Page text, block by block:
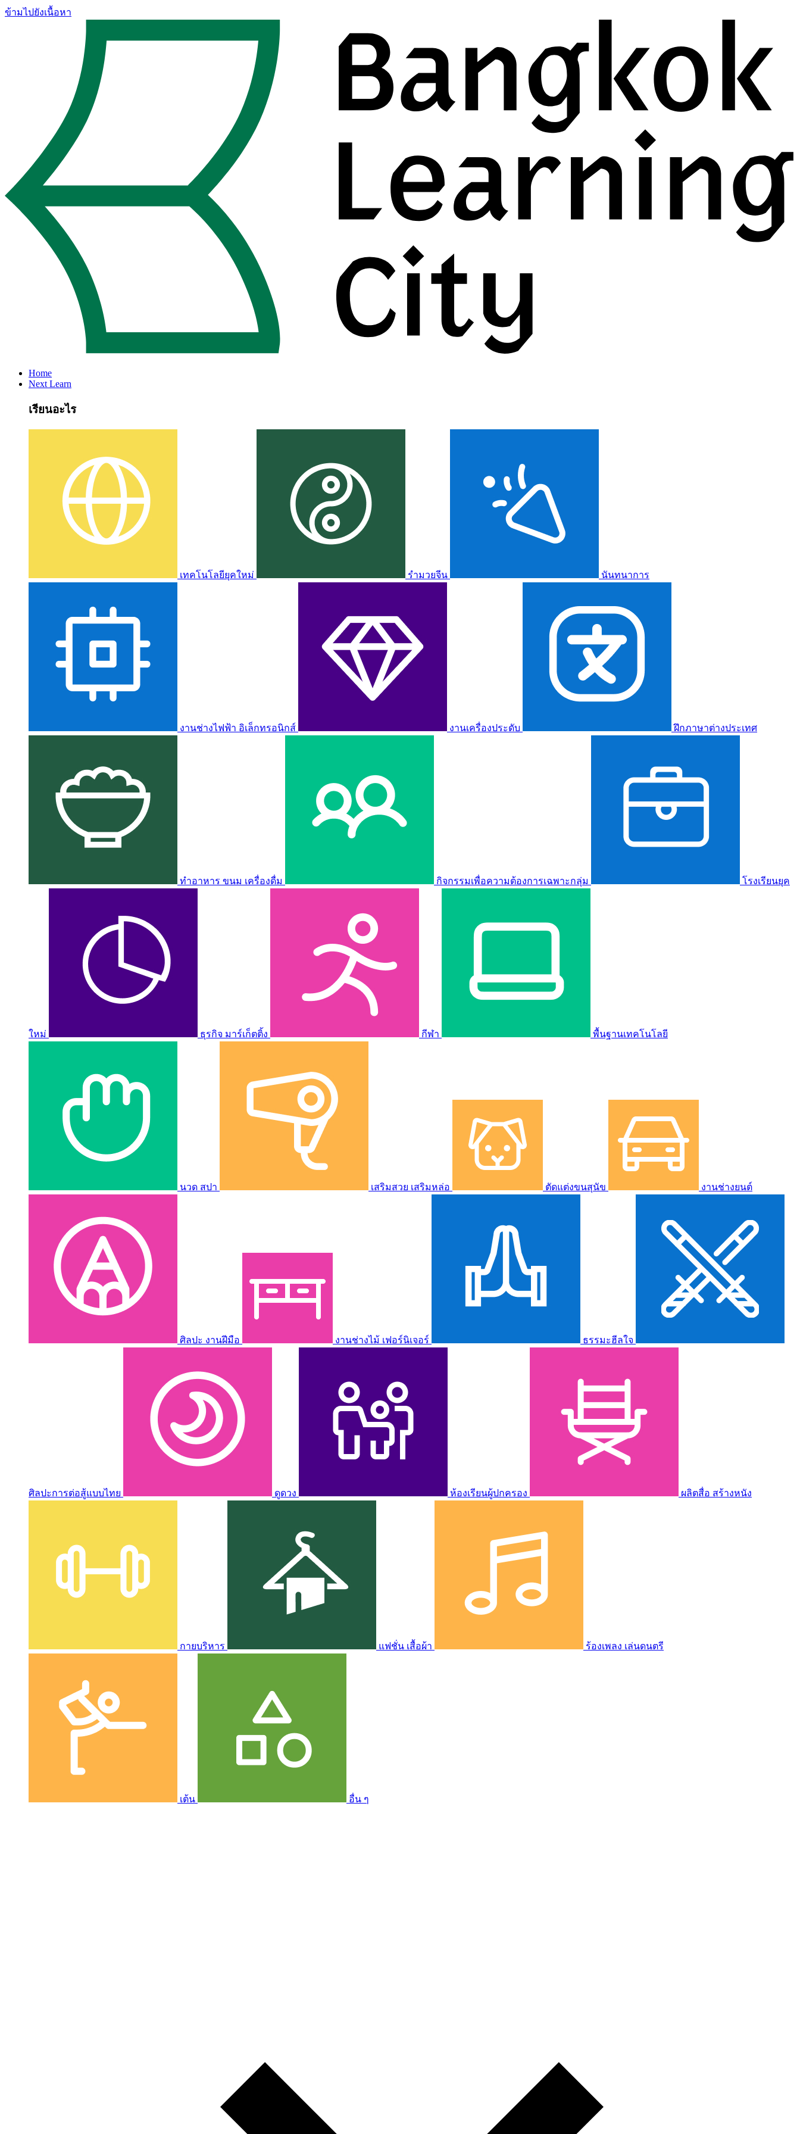
ข้ามไปยังเนื้อหา
Home
Next Learn
เรียนอะไร
เทคโนโลยียุคใหม่ รำมวยจีน นันทนาการ
งานช่างไฟฟ้า อิเล็กทรอนิกส์ งานเครื่องประดับ ฝึกภาษาต่างประเทศ
ทำอาหาร ขนม เครื่องดื่ม กิจกรรมเพื่อความต้องการเฉพาะกลุ่ม โรงเรียนยุค
ใหม่ ธุรกิจ มาร์เก็ตติ้ง กีฬา พื้นฐานเทคโนโลยี
นวด สปา เสริมสวย เสริมหล่อ ตัดแต่งขนสุนัข งานช่างยนต์
ศิลปะ งานฝีมือ งานช่างไม้ เฟอร์นิเจอร์ ธรรมะฮีลใจ
ศิลปะการต่อสู้แบบไทย ดูดวง ห้องเรียนผู้ปกครอง ผลิตสื่อ สร้างหนัง
กายบริหาร แฟชั่น เสื้อผ้า ร้องเพลง เล่นดนตรี
เต้น อื่น ๆ